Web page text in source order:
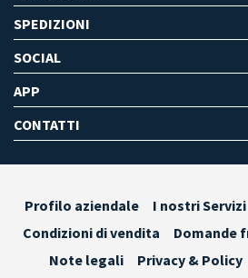
SPEDIZIONI
SOCIAL
APP
CONTATTI
Profilo aziendale I nostri Servizi
Condizioni di vendita
Domande
Note legali
Privacy & Policy